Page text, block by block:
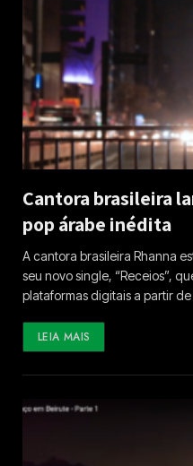
Cantora brasileira
pop árabe inédita
A cantora brasileira Rhanna
seu novo single, “Receios”,
plataformas digitais a partir
LEIA MAIS